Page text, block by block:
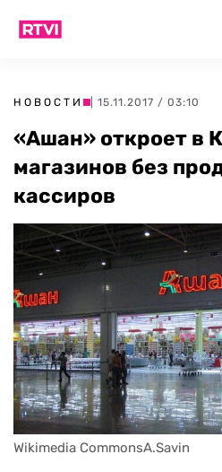
НОВОСТИ | 15.11.2017 / 03:10
«Ашан» откроет в
магазинов без
кассиров
Wikimedia CommonsA.Savin